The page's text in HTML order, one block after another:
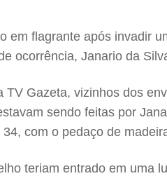
em flagrante após invadir
ocorrência, Janario da
TV Gazeta, vizinhos dos
sendo feitas por
com o pedaço de
teriam entrado em uma